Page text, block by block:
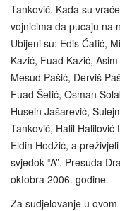
Tanković. Kada su
vojnicima da pucaju na
Ubijeni su: Edis Ćatić,
Kazić, Fuad Kazić,
Mesud Pašić, Derviš
Fuad Šetić, Osman
Husein Jašarević,
Tanković, Halil Halilović
Eldin Hodžić, a
svjedok “A”. Presuda
oktobra 2006. godine.
Za sudjelovanje u